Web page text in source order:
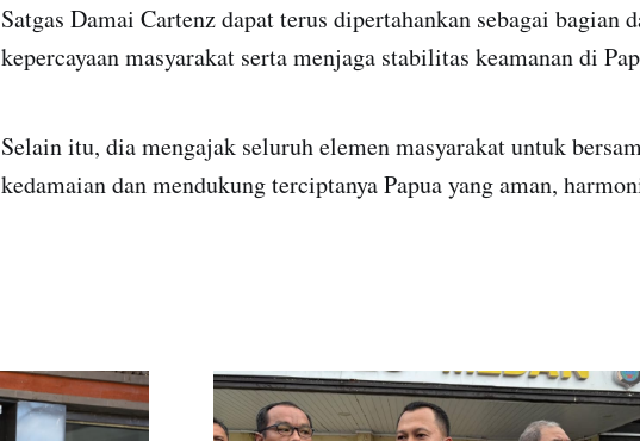
Satgas Damai Cartenz dapat terus dipertahankan sebagai bagian
kepercayaan masyarakat serta menjaga stabilitas keamanan di
Selain itu, dia mengajak seluruh elemen masyarakat untuk
kedamaian dan mendukung terciptanya Papua yang aman,